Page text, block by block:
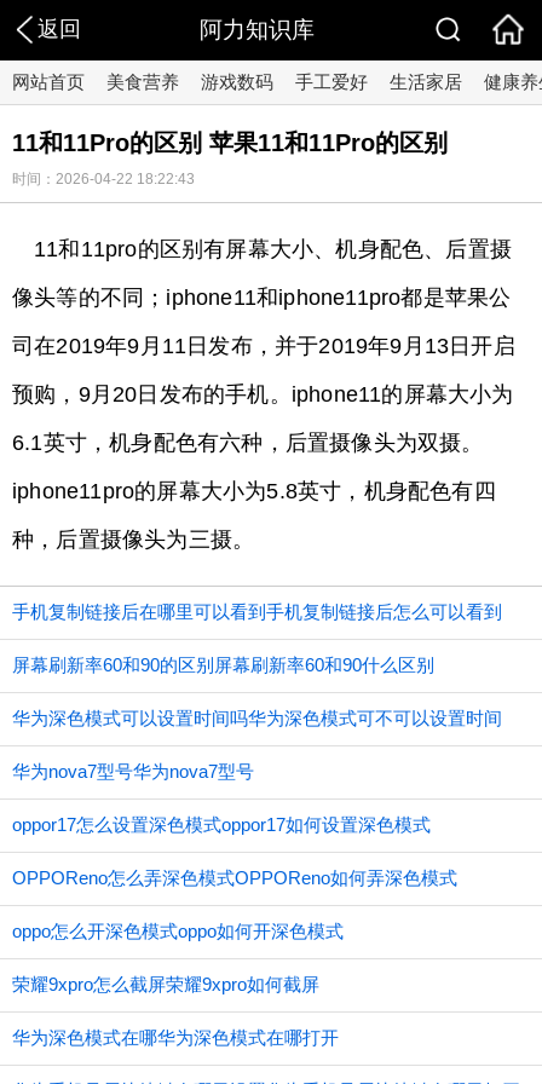
返回 阿力知识库
网站首页 美食营养 游戏数码 手工爱好 生活家居 健康养
11和11Pro的区别 苹果11和11Pro的区别
时间：2026-04-22 18:22:43
11和11pro的区别有屏幕大小、机身配色、后置摄
像头等的不同；iphone11和iphone11pro都是苹果公
司在2019年9月11日发布，并于2019年9月13日开启
预购，9月20日发布的手机。iphone11的屏幕大小为
6.1英寸，机身配色有六种，后置摄像头为双摄。
iphone11pro的屏幕大小为5.8英寸，机身配色有四
种，后置摄像头为三摄。
手机复制链接后在哪里可以看到手机复制链接后怎么可以看到
屏幕刷新率60和90的区别屏幕刷新率60和90什么区别
华为深色模式可以设置时间吗华为深色模式可不可以设置时间
华为nova7型号华为nova7型号
oppor17怎么设置深色模式oppor17如何设置深色模式
OPPOReno怎么弄深色模式OPPOReno如何弄深色模式
oppo怎么开深色模式oppo如何开深色模式
荣耀9xpro怎么截屏荣耀9xpro如何截屏
华为深色模式在哪华为深色模式在哪打开